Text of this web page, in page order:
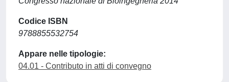
Codice ISBN
9788855532754
Appare nelle tipologie:
04.01 - Contributo in atti di convegno